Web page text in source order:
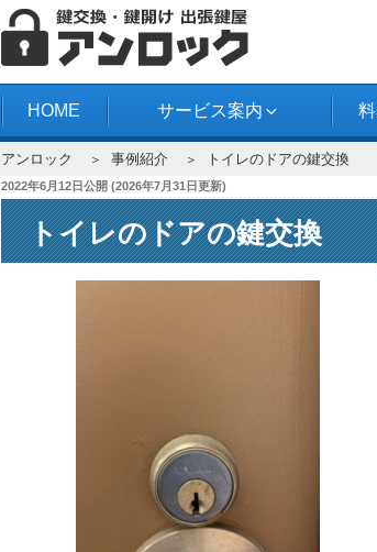
アンロック
HOME サービス案内
アンロック 事例紹介 トイレのドアの鍵交換
投
稿
日:
2022年6月12日公開 (2026年7月31日更新)
トイレのドアの鍵交換